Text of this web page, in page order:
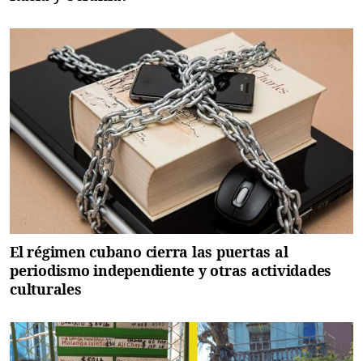
El régimen cubano cierra las puertas al
periodismo independiente y otras actividades
culturales